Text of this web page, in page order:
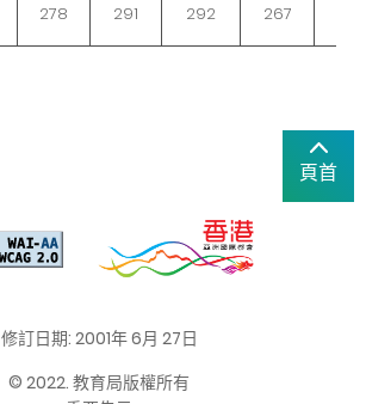
278 291 292 267
頁首
修訂日期: 2001年 6月 27日
© 2022. 教育局版權所有